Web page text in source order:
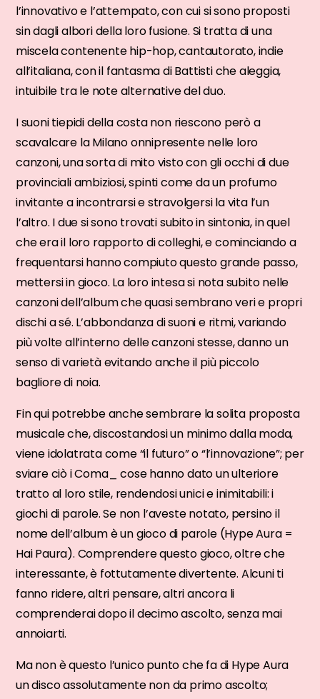
l’innovativo e l’attempato, con cui si sono proposti
sin dagli albori della loro fusione. Si tratta di una
miscela contenente hip-hop, cantautorato, indie
all’italiana, con il fantasma di Battisti che aleggia,
intuibile tra le note alternative del duo.
I suoni tiepidi della costa non riescono però a
scavalcare la Milano onnipresente nelle loro
canzoni, una sorta di mito visto con gli occhi di due
provinciali ambiziosi, spinti come da un profumo
invitante a incontrarsi e stravolgersi la vita l’un
l’altro. I due si sono trovati subito in sintonia, in quel
che era il loro rapporto di colleghi, e cominciando a
frequentarsi hanno compiuto questo grande passo,
mettersi in gioco. La loro intesa si nota subito nelle
canzoni dell’album che quasi sembrano veri e propri
dischi a sé. L’abbondanza di suoni e ritmi, variando
più volte all’interno delle canzoni stesse, danno un
senso di varietà evitando anche il più piccolo
bagliore di noia.
Fin qui potrebbe anche sembrare la solita proposta
musicale che, discostandosi un minimo dalla moda,
viene idolatrata come “il futuro” o “l’innovazione”; per
sviare ciò i Coma_ cose hanno dato un ulteriore
tratto al loro stile, rendendosi unici e inimitabili: i
giochi di parole. Se non l’aveste notato, persino il
nome dell’album è un gioco di parole (Hype Aura =
Hai Paura). Comprendere questo gioco, oltre che
interessante, è fottutamente divertente. Alcuni ti
fanno ridere, altri pensare, altri ancora li
comprenderai dopo il decimo ascolto, senza mai
annoiarti.
Ma non è questo l’unico punto che fa di Hype Aura
un disco assolutamente non da primo ascolto;